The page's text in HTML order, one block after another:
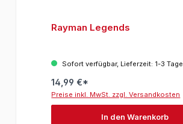
Rayman Legends
Sofort verfügbar, Lieferzeit: 1-3 Tage
14,99 €*
Preise inkl. MwSt. zzgl. Versandkosten
In den Warenkorb